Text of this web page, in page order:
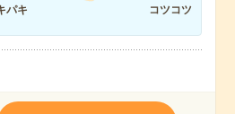
パキ
コツコツ